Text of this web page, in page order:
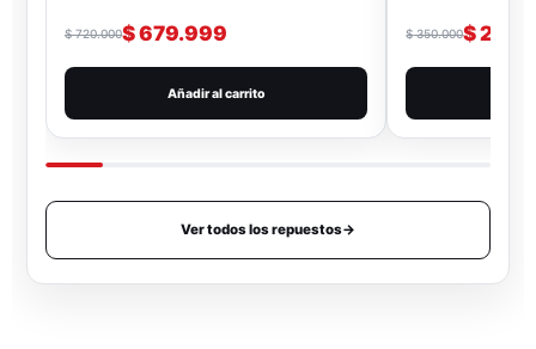
$720.000$679.999
Añadir al carrito
$350.000$
Ver todos los repuestos→